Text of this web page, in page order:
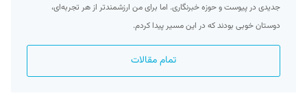
جدیدی در پیوست و حوزه خبرنگاری. اما برای من ارزشمند‌تر از هر تجربه‌ای،
دوستان خوبی بودند که در این مسیر پیدا کردم.
تمام مقالات